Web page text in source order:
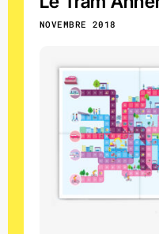
NOVEMBRE 2018